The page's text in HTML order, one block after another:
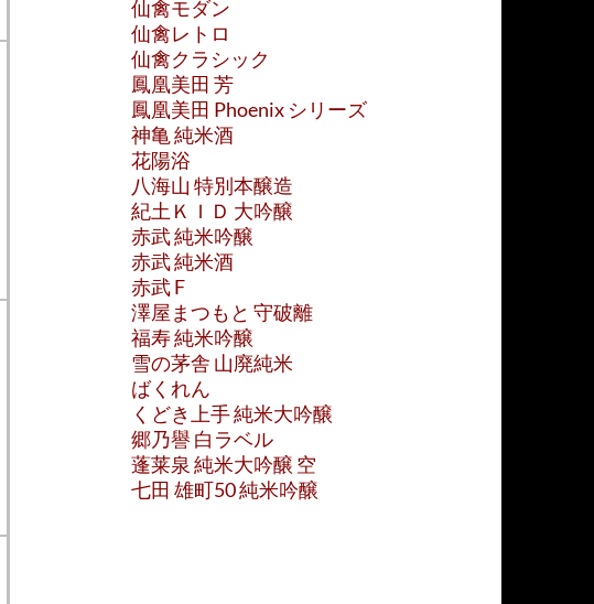
仙禽モダン
仙禽レトロ
仙禽クラシック
鳳凰美田 芳
鳳凰美田 Phoenix シリーズ
神亀 純米酒
花陽浴
八海山 特別本醸造
紀土ＫＩＤ 大吟醸
赤武 純米吟醸
赤武 純米酒
赤武 F
澤屋まつもと 守破離
福寿 純米吟醸
雪の茅舎 山廃純米
ばくれん
くどき上手 純米大吟醸
郷乃譽 白ラベル
蓬莱泉 純米大吟醸 空
七田 雄町50 純米吟醸